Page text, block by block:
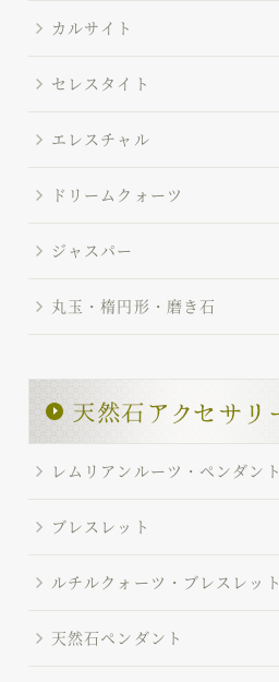
カルサイト
セレスタイト
エレスチャル
ドリームクォーツ
ジャスパー
丸玉・楕円形・磨き石
レムリアンルーツ・ペンダント
ブレスレット
ルチルクォーツ・ブレスレット
天然石ペンダント